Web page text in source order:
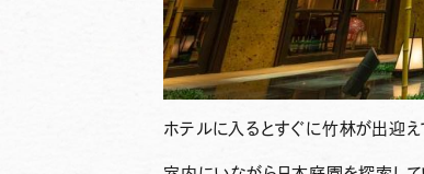
ホテルに入るとすぐに竹林が出迎え